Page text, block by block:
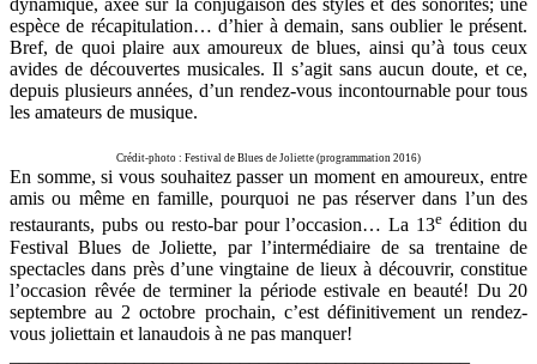
dynamique, axée sur la conjugaison des styles et des sonorités; une
espèce de récapitulation… d’hier à demain, sans oublier le présent.
Bref, de quoi plaire aux amoureux de blues, ainsi qu’à tous ceux
avides de découvertes musicales. Il s’agit sans aucun doute, et ce,
depuis plusieurs années, d’un rendez-vous incontournable pour tous
les amateurs de musique.
Crédit-photo : Festival de Blues de Joliette (programmation 2016)
En somme, si vous souhaitez passer un moment en amoureux, entre
amis ou même en famille, pourquoi ne pas réserver dans l’un des
restaurants, pubs ou resto-bar pour l’occasion… La 13e édition du
Festival Blues de Joliette, par l’intermédiaire de sa trentaine de
spectacles dans près d’une vingtaine de lieux à découvrir, constitue
l’occasion rêvée de terminer la période estivale en beauté! Du 20
septembre au 2 octobre prochain, c’est définitivement un rendez-
vous joliettain et lanaudois à ne pas manquer!